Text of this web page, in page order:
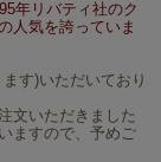
年リバティ社のク
人気を誇っていま
す)いただいており
文いただきました
ますので、予めご